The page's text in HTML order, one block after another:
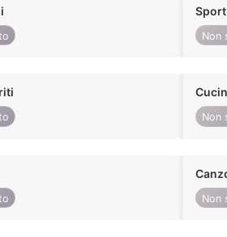
Non
Non
Non